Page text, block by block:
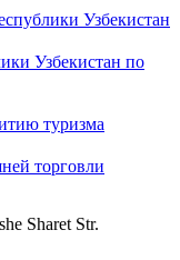
Узбекистан
Узбекистан по
туризма
торговли
Sharet Str.